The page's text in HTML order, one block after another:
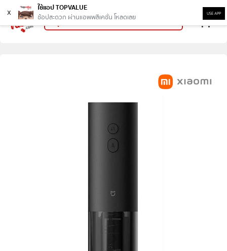
x
ใช้แอป TOPVALUE
ช้อปสะดวก ผ่านแอพพลิเคชั่น โหลดเลย
USE APP